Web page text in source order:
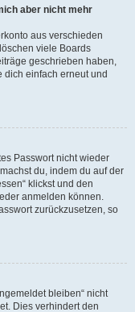
aber nicht mehr
aus verschieden
viele Boards
geschrieben haben,
einfach erneut und
Passwort nicht wieder
du, indem du auf der
klickst und den
anmelden können.
zurückzusetzen, so
bleiben“ nicht
Dies verhindert den